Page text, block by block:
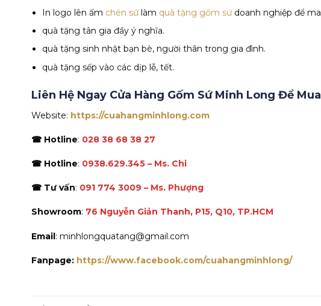
In logo lên ấm chén sứlàm quà tặng gốm sứdoanh nghiệp để
quà tặng tân gia đầy ý nghĩa.
quà tặng sinh nhật bạn bè, người thân trong gia đình.
quà tặng sếp vào các dịp lễ, tết.
Liên Hệ Ngay Cửa Hàng Gốm Sứ Minh Long Để
Website: https://cuahangminhlong.com
☎ Hotline: 028 38 68 38 27
☎ Hotline: 0938.629.345 – Ms. Chi
☎ Tư vấn: 091 774 3009 – Ms. Phượng
Showroom: 76 Nguyễn Giản Thanh, P15, Q10, TP.HCM
Email: minhlongquatang@gmail.com
Fanpage: https://www.facebook.com/cuahangminhlong/